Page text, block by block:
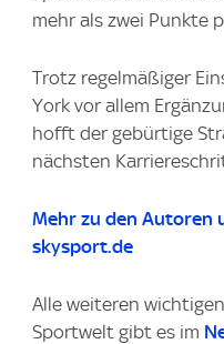
mehr als zwei Punkte
Trotz regelmäßiger
York vor allem
hofft der gebürtige
nächsten
Mehr zu den Autoren
skysport.de
Alle weiteren
Sportwelt gibt es im